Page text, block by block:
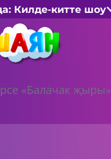
Килде-китте шоу
«Балачак җыры»